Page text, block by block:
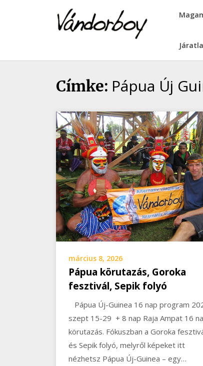
Címke: Pápua Új
március 8, 2026
Pápua körutazás, Goroka
fesztivál, Sepik folyó
Pápua Új-Guinea 16 nap program
szept 15-29 + 8 nap Raja Ampat 16
körutazás. Fókuszban a Goroka
és Sepik folyó, melyről képeket itt
nézhetsz Pápua Új-Guinea – egy…